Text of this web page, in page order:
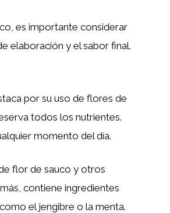
es importante considerar
elaboración y el sabor final.
por su uso de flores de
todos los nutrientes.
momento del día.
flor de sauco y otros
contiene ingredientes
el jengibre o la menta.